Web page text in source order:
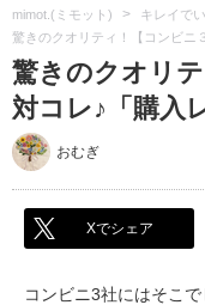
mimot.(ミモット) > キレイで
驚きのクオリティ！【コンビニ
驚きのクオリ
対コレ♪「購入
おむぎ
Xでシェア
コンビニ3社にはそこ